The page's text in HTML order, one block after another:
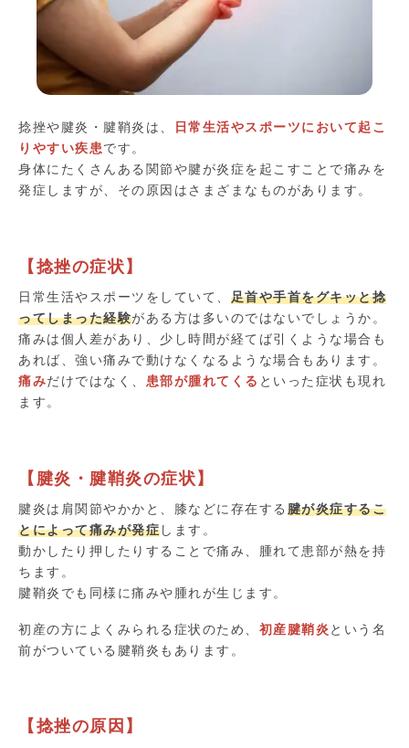
捻挫や腱炎・腱鞘炎は、
日常生活やスポーツにおいて起こ
りやすい疾患です。
身体にたくさんある関節や腱が炎症を起こすことで痛みを
発症しますが、その原因はさまざまなものがあります。
【捻挫の症状】
日常生活やスポーツをしていて、 足首や手首をグキッと捻
ってしまった経験がある方は多いのではないでしょうか。
痛みは個人差があり、少し時間が経てば引くような場合も
あれば、強い痛みで動けなくなるような場合もあります。
痛みだけではなく、 患部が腫れてくる といった症状も現れ
ます。
【腱炎・腱鞘炎の症状】
腱炎は肩関節やかかと、膝などに存在する 腱が炎症するこ
とによって痛みが発症します。
動かしたり押したりすることで痛み、腫れて患部が熱を持
ちます。
腱鞘炎でも同様に痛みや腫れが生じます。
初産の方によくみられる症状のため、 初産腱鞘炎 という名
前がついている腱鞘炎もあります。
【捻挫の原因】